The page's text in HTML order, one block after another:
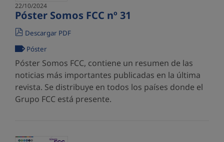
22/10/2024
Póster Somos FCC nº 31
Descargar PDF
Póster
Póster Somos FCC, contiene un resumen de las
noticias más importantes publicadas en la última
revista. Se distribuye en todos los países donde el
Grupo FCC está presente.